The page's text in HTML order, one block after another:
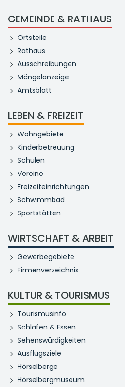
GEMEINDE & RATHAUS
Ortsteile
Rathaus
Ausschreibungen
Mängelanzeige
Amtsblatt
LEBEN & FREIZEIT
Wohngebiete
Kinderbetreuung
Schulen
Vereine
Freizeiteinrichtungen
Schwimmbad
Sportstätten
WIRTSCHAFT & ARBEIT
Gewerbegebiete
Firmenverzeichnis
KULTUR & TOURISMUS
Tourismusinfo
Schlafen & Essen
Sehenswürdigkeiten
Ausflugsziele
Hörselberge
Hörselbergmuseum